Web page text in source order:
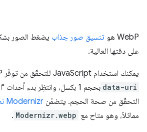
WebP هو تنسيق صور جذاب يضغط الصور
على دقتها العالية.
يمكنك استخدام JavaScript للتحقّق من توفّر WebP. حمِّل صورة
data-uri
بحجم 1 بكسل، وانتظِر بدء
التحقّق من صحة الحجم. يتضمّن Modernizr
مماثلاً، وهو متاح مع Modernizr.webp
.